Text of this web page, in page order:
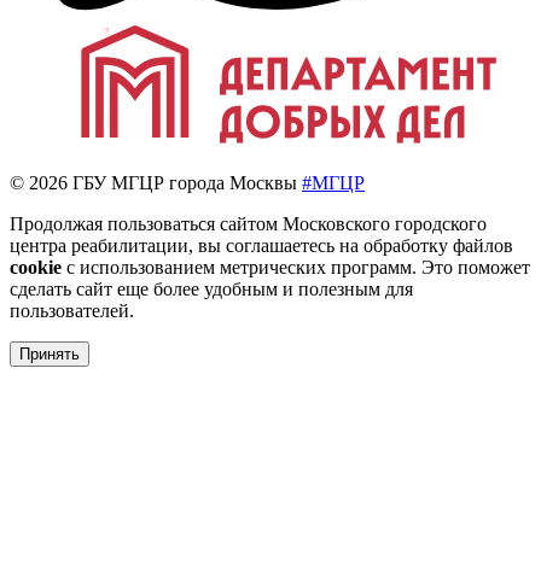
© 2026 ГБУ МГЦР города Москвы #МГЦР
Продолжая пользоваться сайтом Московского городского
центра реабилитации, вы соглашаетесь на обработку файлов
cookie с использованием метрических программ. Это поможет
сделать сайт еще более удобным и полезным для
пользователей.
Принять